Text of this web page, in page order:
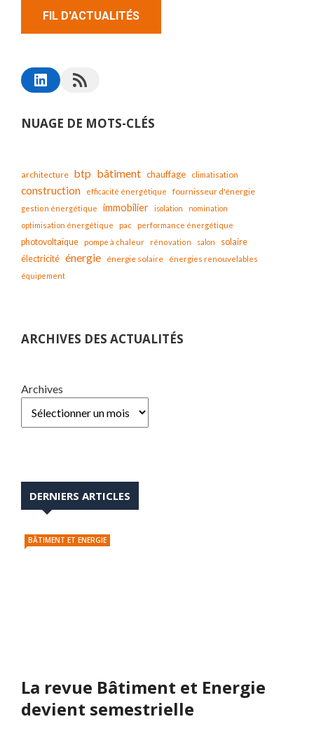
FIL D'ACTUALITÉS
NUAGE DE MOTS-CLÉS
architecture btp bâtiment chauffage climatisation
construction efficacité énergétique fournisseur d'énergie
gestion énergétique immobilier isolation
nomination
optimisation énergétique
pac performance énergétique
photovoltaïque pompe à chaleur rénovation salon solaire
électricité énergie énergie solaire
énergies renouvelables
équipement
ARCHIVES DES ACTUALITÉS
Archives
DERNIERS ARTICLES
BÂTIMENT ET ENERGIE
La revue Bâtiment et Energie
devient semestrielle